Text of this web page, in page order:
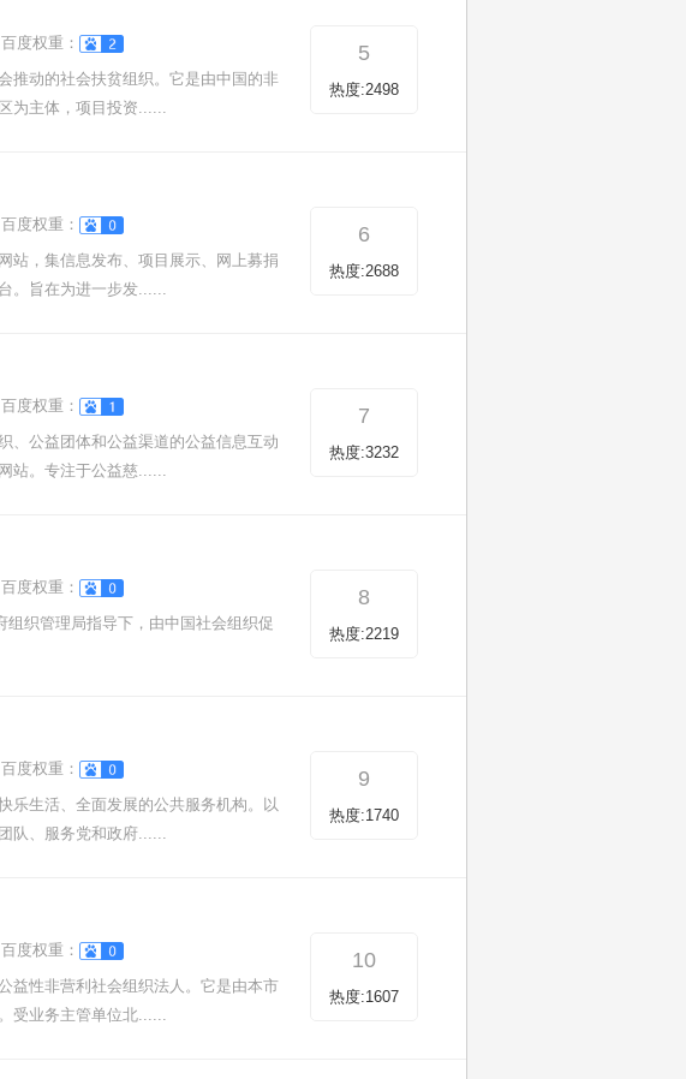
百度权重：
推动的社会扶贫组织。它是由中国的非
为主体，项目投资......
5
热度:2498
百度权重：
站，集信息发布、项目展示、网上募捐
。旨在为进一步发......
6
热度:2688
百度权重：
、公益团体和公益渠道的公益信息互动
站。专注于公益慈......
7
热度:3232
百度权重：
组织管理局指导下，由中国社会组织促
8
热度:2219
百度权重：
乐生活、全面发展的公共服务机构。以
队、服务党和政府......
9
热度:1740
百度权重：
益性非营利社会组织法人。它是由本市
受业务主管单位北......
10
热度:1607